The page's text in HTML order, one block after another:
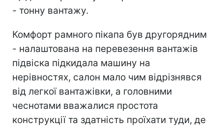
- тонну вантажу.
Комфорт рамного пікапа був другорядним
- налаштована на перевезення вантажів
підвіска підкидала машину на
нерівностях, салон мало чим відрізнявся
від легкої вантажівки, а головними
чеснотами вважалися простота
конструкції та здатність проїхати туди, де